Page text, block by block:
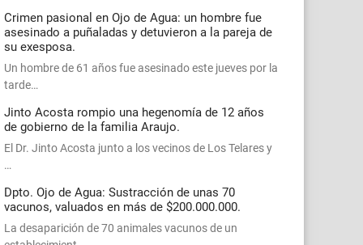
Crimen pasional en Ojo de Agua: un hombre fue
asesinado a puñaladas y detuvieron a la pareja de
su exesposa.
Un hombre de 61 años fue asesinado este jueves por la
tarde…
Jinto Acosta rompio una hegenomía de 12 años
de gobierno de la familia Araujo.
El Dr. Jinto Acosta junto a los vecinos de Los Telares y
…
Dpto. Ojo de Agua: Sustracción de unas 70
vacunos, valuados en más de $200.000.000.
La desaparición de 70 animales vacunos de un